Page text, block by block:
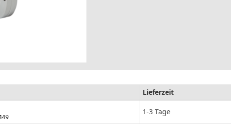
Lieferzeit
1-3 Tage